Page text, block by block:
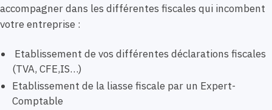
accompagner dans les différentes fiscales qui incombent
votre entreprise :
Etablissement de vos différentes déclarations fiscales
(TVA, CFE,IS…)
Etablissement de la liasse fiscale par un Expert-
Comptable